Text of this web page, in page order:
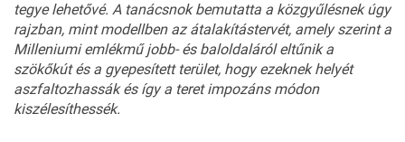
tegye lehetővé. A tanácsnok bemutatta a közgyűlésnek úgy
rajzban, mint modellben az átalakítástervét, amely szerint a
Milleniumi emlékmű jobb- és baloldaláról eltűnik a
szökőkút és a gyepesített terület, hogy ezeknek helyét
aszfaltozhassák és így a teret impozáns módon
kiszélesíthessék.